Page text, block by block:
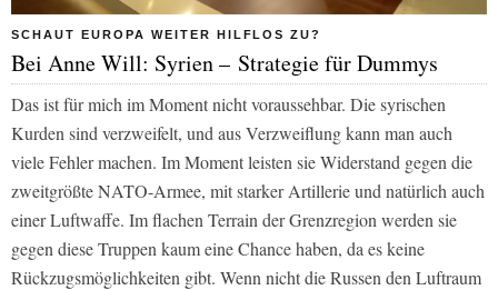
SCHAUT EUROPA WEITER HILFLOS ZU?
Bei Anne Will: Syrien – Strategie für Dummys
Das ist für mich im Moment nicht voraussehbar. Die syrischen
Kurden sind verzweifelt, und aus Verzweiflung kann man auch
viele Fehler machen. Im Moment leisten sie Widerstand gegen die
zweitgrößte NATO-Armee, mit starker Artillerie und natürlich auch
einer Luftwaffe. Im flachen Terrain der Grenzregion werden sie
gegen diese Truppen kaum eine Chance haben, da es keine
Rückzugsmöglichkeiten gibt. Wenn nicht die Russen den Luftraum